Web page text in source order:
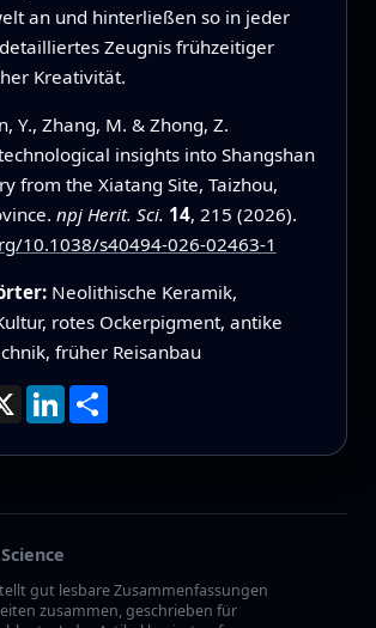
an und hinterließen so in jeder
Zeugnis frühzeitiger
Kreativität.
Y., Zhang, M. & Zhong, Z.
insights into Shangshan
from the Xiatang Site, Taizhou,
npj Herit. Sci. 14, 215 (2026).
10.1038/s40494-026-02463-1
Neolithische Keramik,
rotes Ockerpigment, antike
früher Reisanbau
X LinkedInTeilen
gut lesbare Zusammenfassungen
zusammen, geschrieben für